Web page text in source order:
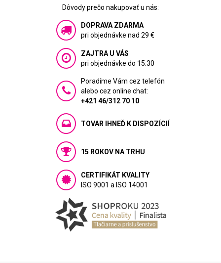
Dôvody prečo nakupovať u nás:
DOPRAVA ZDARMA
pri objednávke nad 29 €
ZAJTRA U VÁS
pri objednávke do 15:30
Poradíme Vám cez telefón
alebo cez online chat:
+421 46/312 70 10
TOVAR IHNEĎ K DISPOZÍCIÍ
15 ROKOV NA TRHU
CERTIFIKÁT KVALITY
ISO 9001 a ISO 14001